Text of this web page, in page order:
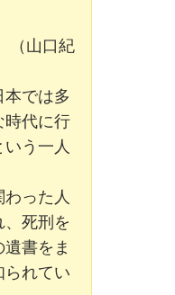
（山口紀
本では多
時代に行
う一人
った人
死刑を
書をま
られてい